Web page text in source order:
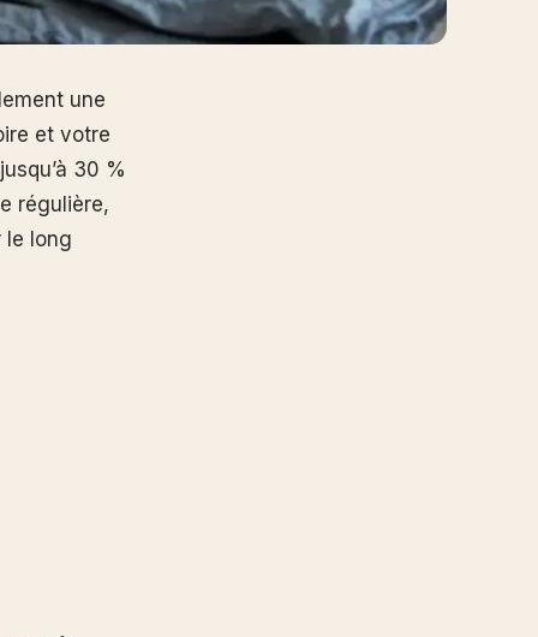
une
et votre
30 %
régulière,
le long